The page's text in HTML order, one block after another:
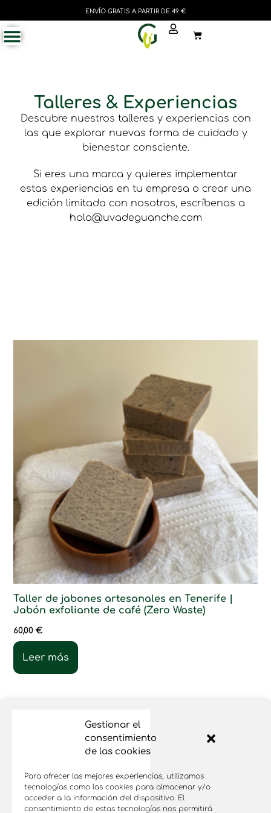
Gestionar el
consentimiento
de las cookies
Para ofrecer las mejores experiencias, utilizamos
tecnologías como las cookies para almacenar y/o
acceder a la información del dispositivo. El
consentimiento de estas tecnologías nos permitirá
ENVÍO GRATIS A PARTIR DE 49 €
Talleres & Experiencias
Descubre nuestros talleres y experiencias con
las que explorar nuevas forma de cuidado y
bienestar consciente.
Si eres una marca y quieres implementar
estas experiencias en tu empresa o crear una
edición limitada con nosotros, escríbenos a
hola@uvadeguanche.com
Taller de jabones artesanales en Tenerife |
Jabón exfoliante de café (Zero Waste)
60,00€
Leer más